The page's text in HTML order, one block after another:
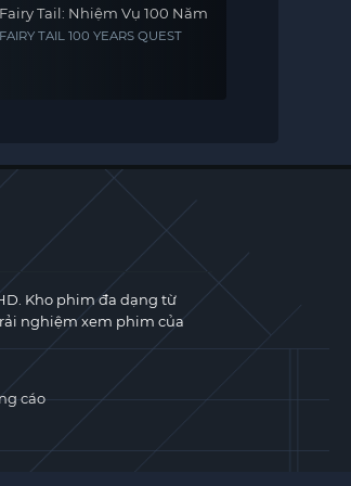
Fairy Tail: Nhiệm Vụ 100 Năm
FAIRY TAIL 100 YEARS QUEST
Kho phim đa dạng từ
nghiệm xem phim của
cáo